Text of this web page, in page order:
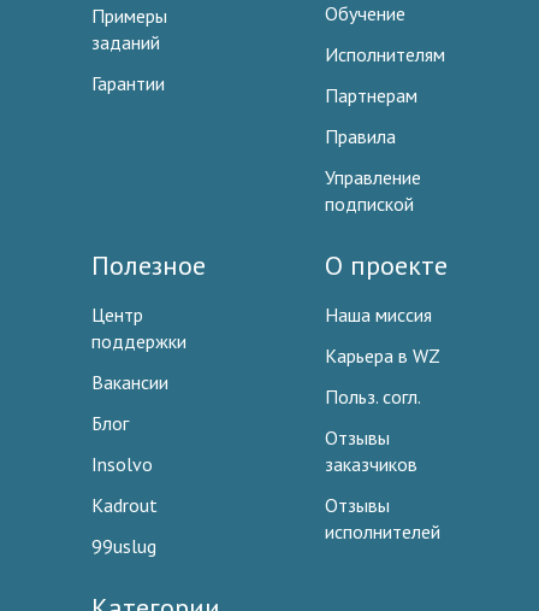
Примеры
заданий
Гарантии
Обучение
Исполнителям
Партнерам
Правила
Управление
подпиской
Полезное
Центр
поддержки
Вакансии
Блог
Insolvo
Kadrout
99uslug
О проекте
Наша миссия
Карьера в WZ
Польз. согл.
Отзывы
заказчиков
Отзывы
исполнителей